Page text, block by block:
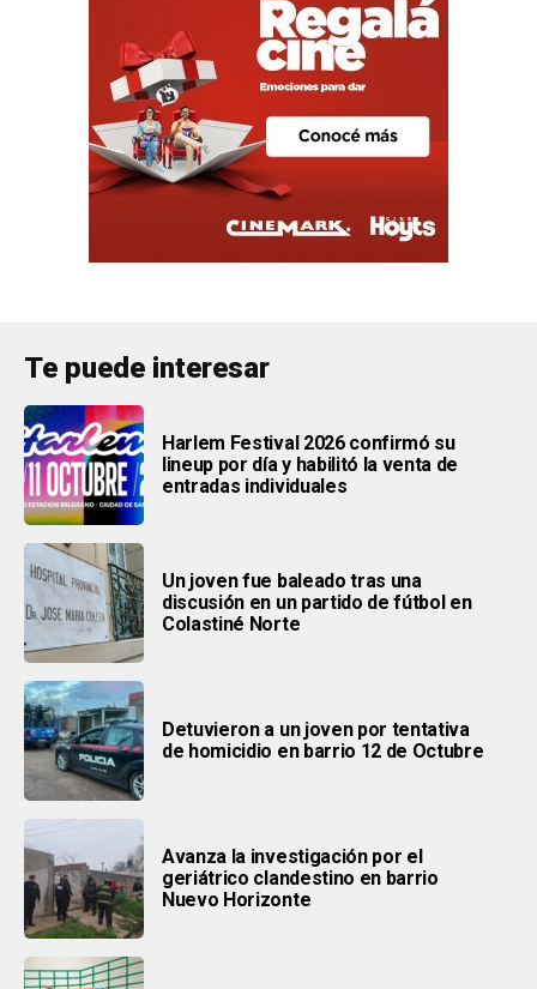
Te puede interesar
Harlem Festival 2026 confirmó su
lineup por día y habilitó la venta de
entradas individuales
Un joven fue baleado tras una
discusión en un partido de fútbol en
Colastiné Norte
Detuvieron a un joven por tentativa
de homicidio en barrio 12 de Octubre
Avanza la investigación por el
geriátrico clandestino en barrio
Nuevo Horizonte